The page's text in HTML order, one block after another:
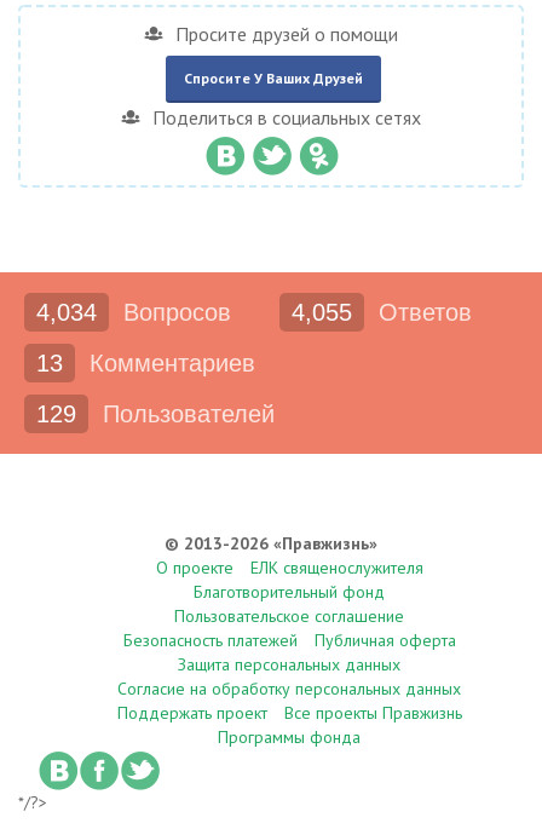
Просите друзей о помощи
Спросите У Ваших Друзей
Поделиться в социальных сетях
4,034 Вопросов 4,055
Ответов
13
Комментариев
129
Пользователей
© 2013-2026 «Правжизнь»
О проекте
ЕЛК священослужителя
Благотворительный фонд
Пользовательское соглашение
Безопасность платежей
Публичная оферта
Защита персональных данных
Согласие на обработку персональных данных
Поддержать проект
Все проекты Правжизнь
Программы фонда
*/?>